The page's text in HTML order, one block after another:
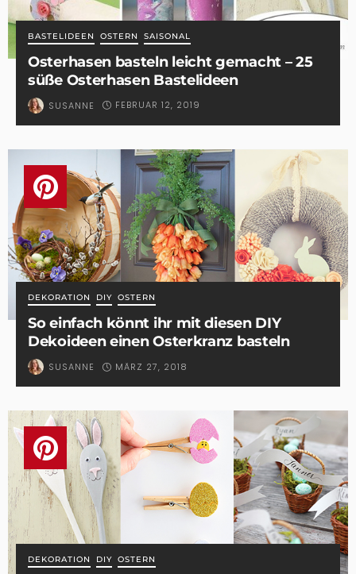
BASTELIDEEN OSTERN SAISONAL
Osterhasen basteln leicht gemacht – 25
süße Osterhasen Bastelideen
SUSANNE FEBRUAR 12, 2019
DEKORATION DIY OSTERN
So einfach könnt ihr mit diesen DIY
Dekoideen einen Osterkranz basteln
SUSANNE MÄRZ 27, 2018
DEKORATION DIY OSTERN